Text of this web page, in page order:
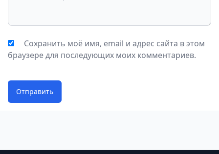
Сохранить моё имя, email и адрес сайта в этом
браузере для последующих моих комментариев.
Отправить